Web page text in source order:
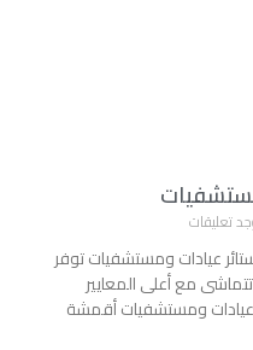
تعليقات
عيادات ومستشفيات توفر
مع أعلى المعايير
عيادات ومستشفيات أقمشة